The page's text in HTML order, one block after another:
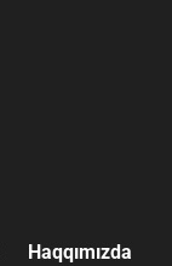
Haqqımızda